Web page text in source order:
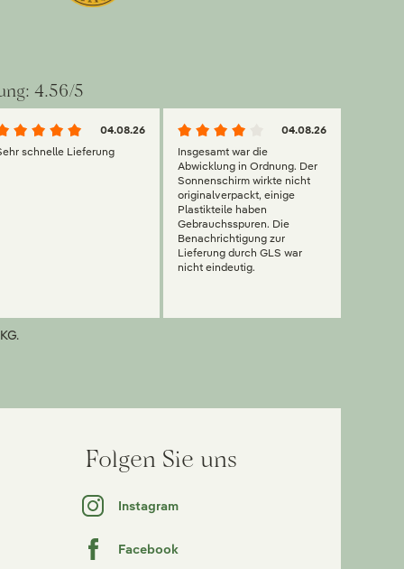
4.56/5
04.08.26
schnelle Lieferung
04.08.26
Insgesamt war die
Abwicklung in Ordnung. Der
Sonnenschirm wirkte nicht
originalverpackt, einige
Plastikteile haben
Gebrauchsspuren. Die
Benachrichtigung zur
Lieferung durch GLS war
nicht eindeutig.
Folgen Sie uns
Instagram
Facebook